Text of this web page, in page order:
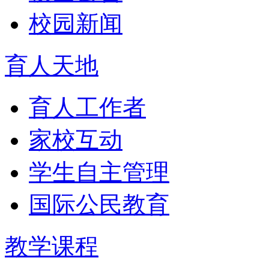
校园新闻
育人天地
育人工作者
家校互动
学生自主管理
国际公民教育
教学课程